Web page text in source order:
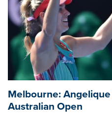
Melbourne:
Australian Open